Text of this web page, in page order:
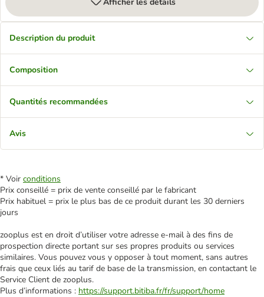
Description du produit
Composition
Quantités recommandées
Avis
* Voir conditions
Prix conseillé = prix de vente conseillé par le fabricant
Prix habituel = prix le plus bas de ce produit durant les 30 derniers
jours
zooplus est en droit d’utiliser votre adresse e‑mail à des fins de
prospection directe portant sur ses propres produits ou services
similaires. Vous pouvez vous y opposer à tout moment, sans autres
frais que ceux liés au tarif de base de la transmission, en contactant le
Service Client de zooplus.
Plus d’informations : https://support.bitiba.fr/fr/support/home